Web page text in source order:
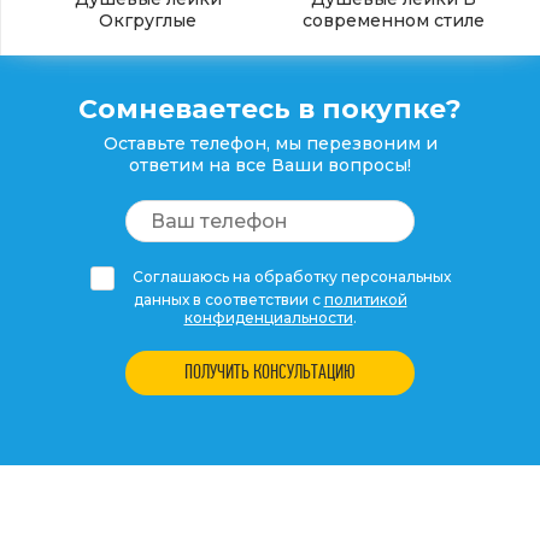
Окгруглые
современном стиле
Сомневаетесь в покупке?
Оставьте телефон, мы перезвоним и
ответим на все Ваши вопросы!
Соглашаюсь на обработку персональных
данных в соответствии с политикой
конфиденциальности.
ПОЛУЧИТЬ КОНСУЛЬТАЦИЮ